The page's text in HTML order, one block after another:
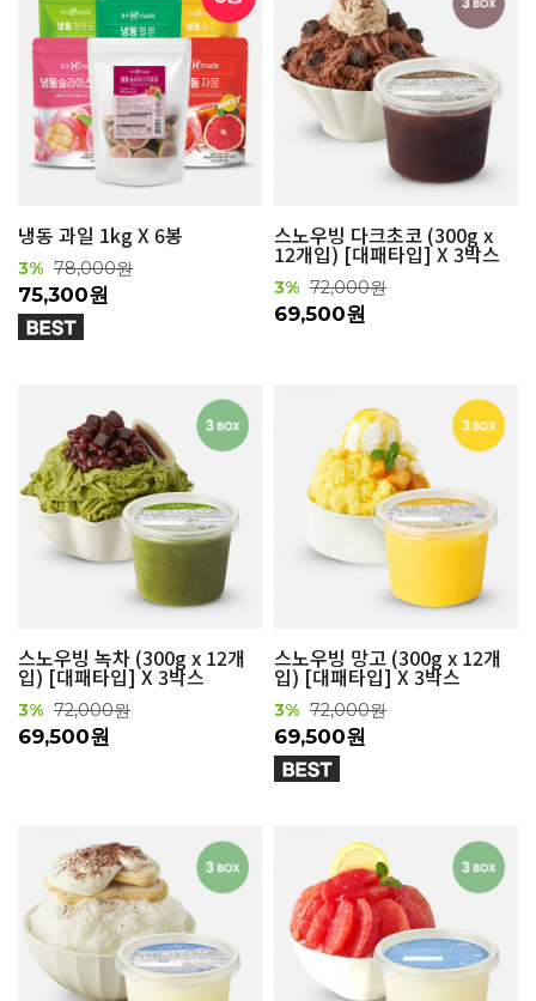
냉동 과일 1kg X 6봉
3% 78,000원
75,300원
스노우빙 다크초코 (300g x
12개입) [대패타입] X 3박스
3% 72,000원
69,500원
스노우빙 녹차 (300g x 12개
입) [대패타입] X 3박스
3% 72,000원
69,500원
스노우빙 망고 (300g x 12개
입) [대패타입] X 3박스
3% 72,000원
69,500원